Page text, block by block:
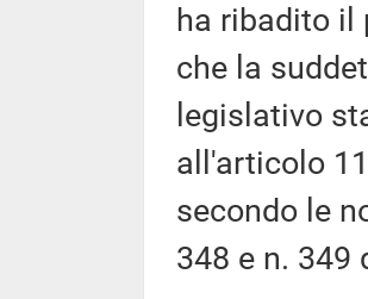
ha ribadito il
che la
legislativo
all'articolo
secondo le
348 e n. 349